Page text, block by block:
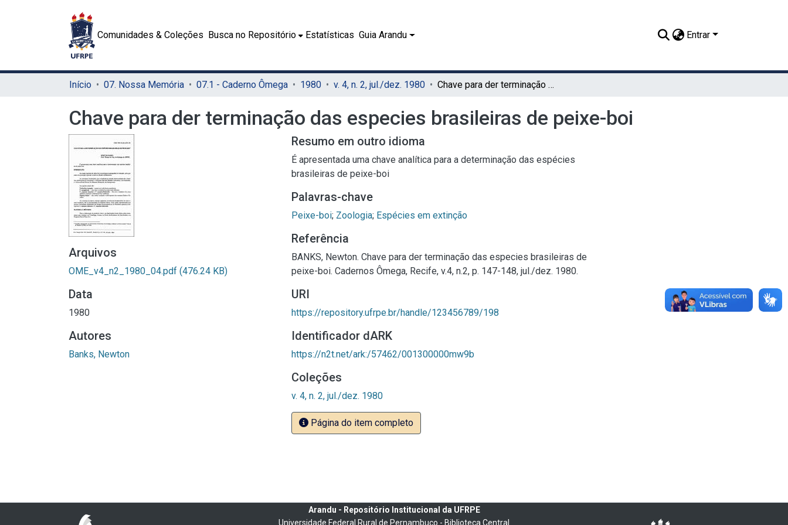
Comunidades & Coleções Busca no Repositório Estatísticas Guia Arandu Entrar
Início 07. Nossa Memória 07.1 - Caderno Ômega 1980 v. 4, n. 2, jul./dez. 1980 Chave para der terminação das especies brasileiras de peixe-boi
Chave para der terminação das especies brasileiras de peixe-boi
Arquivos
OME_v4_n2_1980_04.pdf (476.24 KB)
Data
1980
Autores
Banks, Newton
Resumo em outro idioma
É apresentada uma chave analítica para a determinação das espécies
brasileiras de peixe-boi
Palavras-chave
Peixe-boi; Zoologia; Espécies em extinção
Referência
BANKS, Newton. Chave para der terminação das especies brasileiras de
peixe-boi. Cadernos Ômega, Recife, v.4, n.2, p. 147-148, jul./dez. 1980.
URI
https://repository.ufrpe.br/handle/123456789/198
Identificador dARK
https://n2t.net/ark:/57462/001300000mw9b
Coleções
v. 4, n. 2, jul./dez. 1980
Página do item completo
Arandu - Repositório Institucional da UFRPE
Universidade Federal Rural de Pernambuco - Biblioteca Central